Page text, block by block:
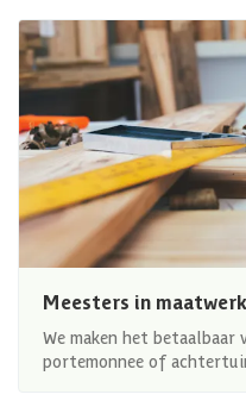
Meesters in maatwerk
We maken het
portemonnee of